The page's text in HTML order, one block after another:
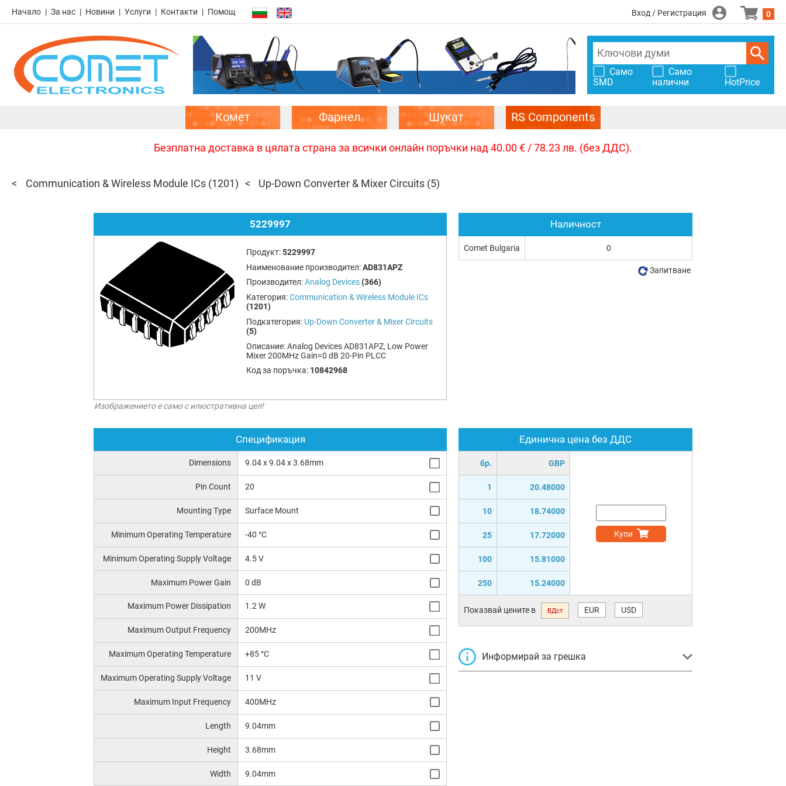
Начало За нас Новини Услуги Контакти Помощ Вход / Регистрация 0
Само
SMD
Само
налични
HotPrice
Комет Фарнел Шукат RS Components
Безплатна доставка в цялата страна за всички онлайн поръчки над 40.00 € / 78.23 лв. (без ДДС).
Communication & Wireless Module ICs (1201) Up-Down Converter & Mixer Circuits (5)
5229997
Продукт:5229997
Наименование производител:AD831APZ
Производител:Analog Devices (366)
Категория:Communication & Wireless Module ICs
(1201)
Подкатегория: Up-Down Converter & Mixer Circuits
(5)
Описание:Analog Devices AD831APZ, Low Power
Mixer 200MHz Gain=0 dB 20-Pin PLCC
Код за поръчка: 10842968
Изображението е само с илюстративна цел!
Спецификация
Dimensions 9.04 x 9.04 x 3.68mm
Pin Count 20
Mounting Type Surface Mount
Minimum Operating Temperature -40 °C
Minimum Operating Supply Voltage 4.5 V
Maximum Power Gain 0 dB
Maximum Power Dissipation 1.2 W
Maximum Output Frequency 200MHz
Maximum Operating Temperature +85 °C
Maximum Operating Supply Voltage 11 V
Maximum Input Frequency 400MHz
Length 9.04mm
Height 3.68mm
Width 9.04mm
Единична цена без ДДС
бр. GBP
1 20.48000
10 18.74000
25 17.72000
100 15.81000
250 15.24000
Купи
Показвай цените в ВДст EUR USD
Информирай за грешка
Наличност
Comet Bulgaria 0
Запитване